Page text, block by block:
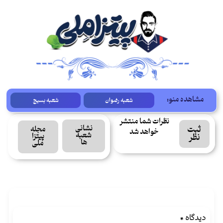
مشاهده منو: شعبه رضوان شعبه بسیج
ثبت
نظر
نظرات شما منتشر
خواهد شد
نشانی
شعبه
ها
مجله
پیتزا
ملی
دیدگاه *